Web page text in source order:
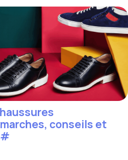
conseils et
#